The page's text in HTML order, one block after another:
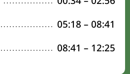
05:18 – 08:41
08:41 – 12:25